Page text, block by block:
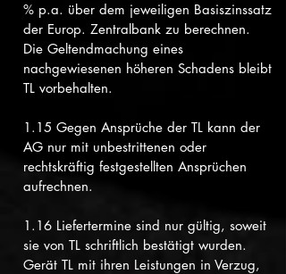
% p.a. über dem jeweiligen Basiszinssatz
der Europ. Zentralbank zu berechnen.
Die Geltendmachung eines
nachgewiesenen höheren Schadens bleibt
TL vorbehalten.
1.15 Gegen Ansprüche der TL kann der
AG nur mit unbestrittenen oder
rechtskräftig festgestellten Ansprüchen
aufrechnen.
1.16 Liefertermine sind nur gültig, soweit
sie von TL schriftlich bestätigt wurden.
Gerät TL mit ihren Leistungen in Verzug,